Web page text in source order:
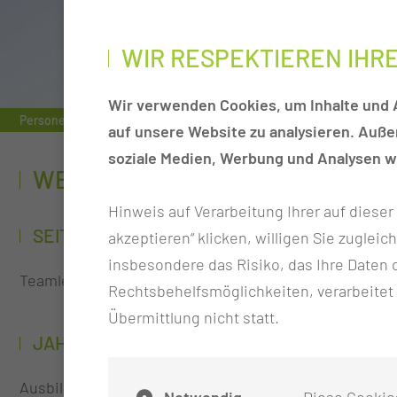
Personen
WERDEGANG
SEIT 2018
Teamleitung der C3 & KL1
JAHR
Ausbildung zur Gesundheits- und Krankenpflegerin
WIR RESPEKTIEREN
Wir verwenden Cookies, um Inhalte
auf unsere Website zu analysieren.
soziale Medien, Werbung und Analysen
Hinweis auf Verarbeitung Ihrer auf
akzeptieren“ klicken, willigen Sie
insbesondere das Risiko, das Ihre
Rechtsbehelfsmöglichkeiten,
Übermittlung nicht statt.